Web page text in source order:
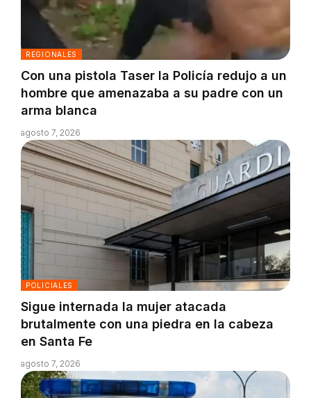
REGIONALES
Con una pistola Taser la Policía redujo a un
hombre que amenazaba a su padre con un
arma blanca
agosto 7, 2026
POLICIALES
Sigue internada la mujer atacada
brutalmente con una piedra en la cabeza
en Santa Fe
agosto 7, 2026